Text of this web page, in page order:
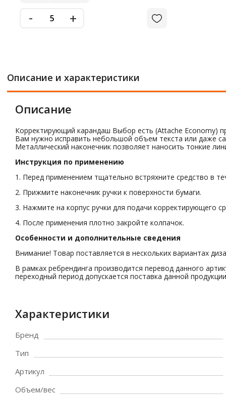
- +
Описание и характеристики
Описание
Корректирующий карандаш Выбор есть (Attache Economy)
Вам нужно исправить небольшой объем текста или даже
Металлический наконечник позволяет наносить тонкие
Инструкция по применению
1. Перед применением тщательно встряхните средство в
2. Прижмите наконечник ручки к поверхности бумаги.
3. Нажмите на корпус ручки для подачи корректирующего
4. После применения плотно закройте колпачок.
Особенности и дополнительные сведения
Внимание! Товар поставляется в нескольких вариантах
В рамках ребрендинга производится перевод данного
переходный период допускается поставка данной
Характеристики
Бренд
Тип
Артикул
Объем/вес